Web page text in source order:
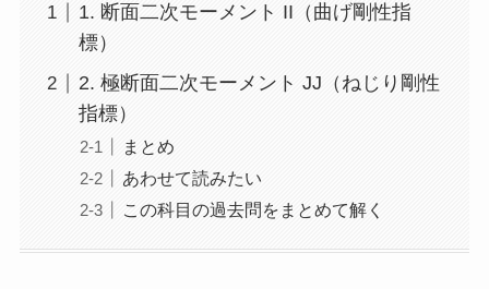
1. 断面二次モーメント II（曲げ剛性指
標）
2. 極断面二次モーメント JJ（ねじり剛性
指標）
まとめ
あわせて読みたい
この科目の過去問をまとめて解く